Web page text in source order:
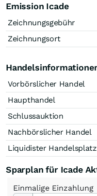
Emission Icade
Zeichnungsgebühr
Zeichnungsort
Vorbörslicher Handel
Haupthandel
Schlussauktion
Nachbörslicher Handel
Liquidister Handelsplatz
Sparplan für Icade
Einmalige Einzahlung